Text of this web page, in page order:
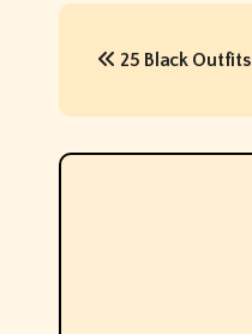
P
s
t
25 Black